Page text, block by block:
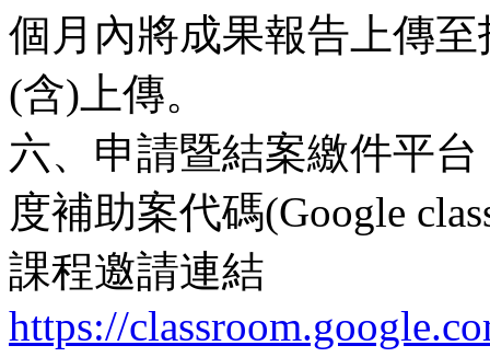
個月內將成果報告上傳
(含)上傳。
六、申請暨結案繳件平台
度補助案代碼(Google
課程邀請連結
https://